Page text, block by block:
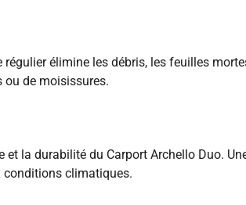
élimine les débris, les feuilles
ou de moisissures.
la durabilité du Carport Archello Duo.
conditions climatiques.